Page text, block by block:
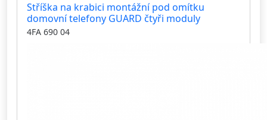
Stříška na krabici montážní pod omítku
domovní telefony GUARD čtyři moduly
4FA 690 04